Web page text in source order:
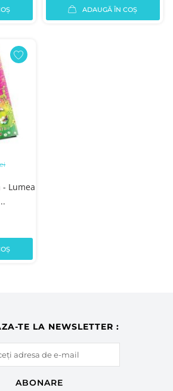
ADAUGĂ ÎN COȘ
- Lumea
TE LA NEWSLETTER :
ABONARE